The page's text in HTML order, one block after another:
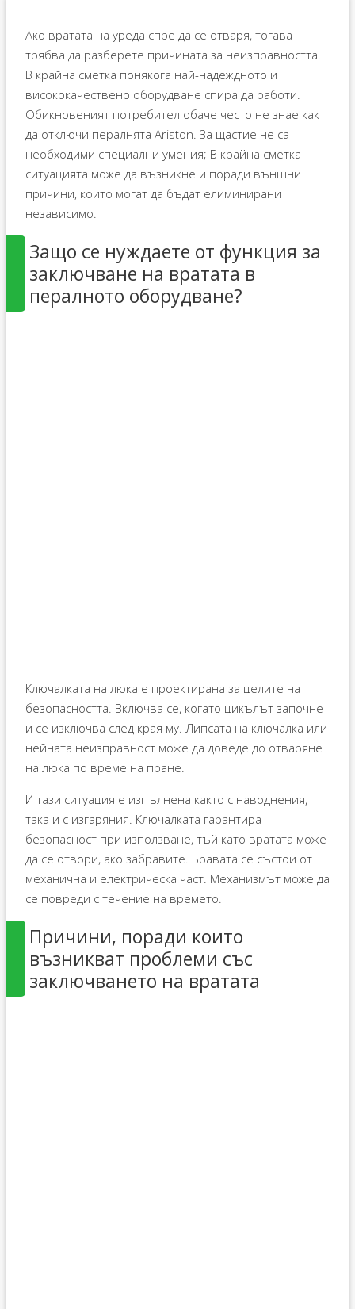
Ако вратата на уреда спре да се отваря, тогава
трябва да разберете причината за неизправността.
В крайна сметка понякога най-надеждното и
висококачествено оборудване спира да работи.
Обикновеният потребител обаче често не знае как
да отключи пералнята Ariston. За щастие не са
необходими специални умения; В крайна сметка
ситуацията може да възникне и поради външни
причини, които могат да бъдат елиминирани
независимо.
Защо се нуждаете от функция за
заключване на вратата в
пералното оборудване?
Ключалката на люка е проектирана за целите на
безопасността. Включва се, когато цикълът започне
и се изключва след края му. Липсата на ключалка или
нейната неизправност може да доведе до отваряне
на люка по време на пране.
И тази ситуация е изпълнена както с наводнения,
така и с изгаряния. Ключалката гарантира
безопасност при използване, тъй като вратата може
да се отвори, ако забравите. Бравата се състои от
механична и електрическа част. Механизмът може да
се повреди с течение на времето.
Причини, поради които
възникват проблеми със
заключването на вратата